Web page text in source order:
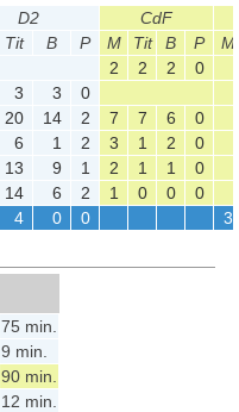
D2
CdF
Tit B P M Tit B P
M
2 2 2
0
3 3
0
20 14 2 7 7 6
0
6 1 2 3 1 2
0
13 9 1 2 1 1
0
14 6 2 1 0 0
0
4 0 0 3
75 min.
9 min.
90 min.
12 min.